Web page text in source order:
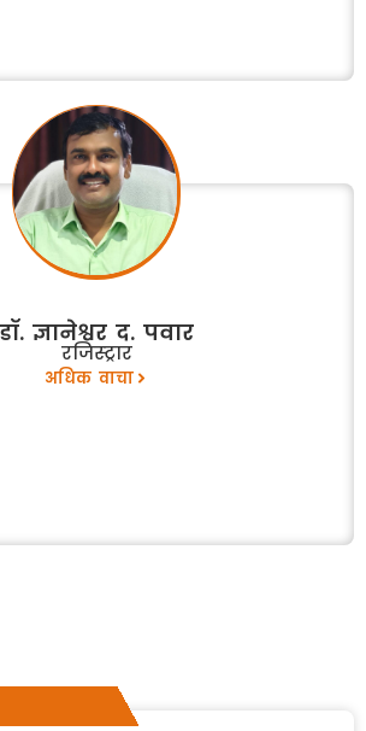
डॉ. ज्ञानेश्वर द. पवार
रजिस्ट्रार
अधिक वाचा
सादर करावायाच्या संहमती पत्राबाबत.